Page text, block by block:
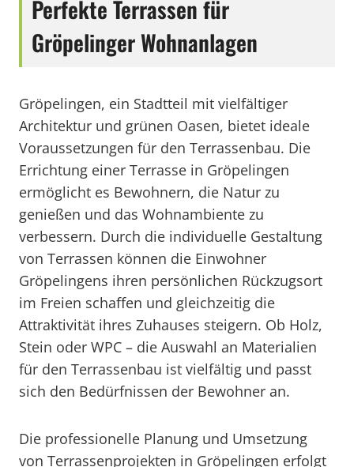
Perfekte Terrassen für
Gröpelinger Wohnanlagen
Gröpelingen, ein Stadtteil mit vielfältiger
Architektur und grünen Oasen, bietet ideale
Voraussetzungen für den Terrassenbau. Die
Errichtung einer Terrasse in Gröpelingen
ermöglicht es Bewohnern, die Natur zu
genießen und das Wohnambiente zu
verbessern. Durch die individuelle Gestaltung
von Terrassen können die Einwohner
Gröpelingens ihren persönlichen Rückzugsort
im Freien schaffen und gleichzeitig die
Attraktivität ihres Zuhauses steigern. Ob Holz,
Stein oder WPC – die Auswahl an Materialien
für den Terrassenbau ist vielfältig und passt
sich den Bedürfnissen der Bewohner an.
Die professionelle Planung und Umsetzung
von Terrassenprojekten in Gröpelingen erfolgt